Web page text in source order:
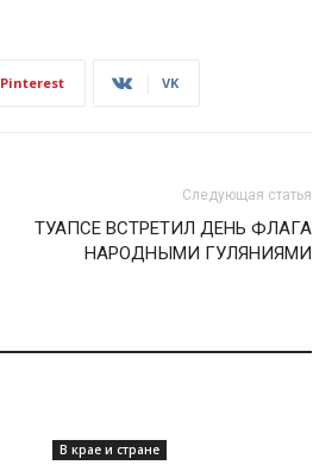
Pinterest VK
Следующая статья
ТУАПСЕ ВСТРЕТИЛ ДЕНЬ ФЛАГА
НАРОДНЫМИ ГУЛЯНИЯМИ
В крае и стране